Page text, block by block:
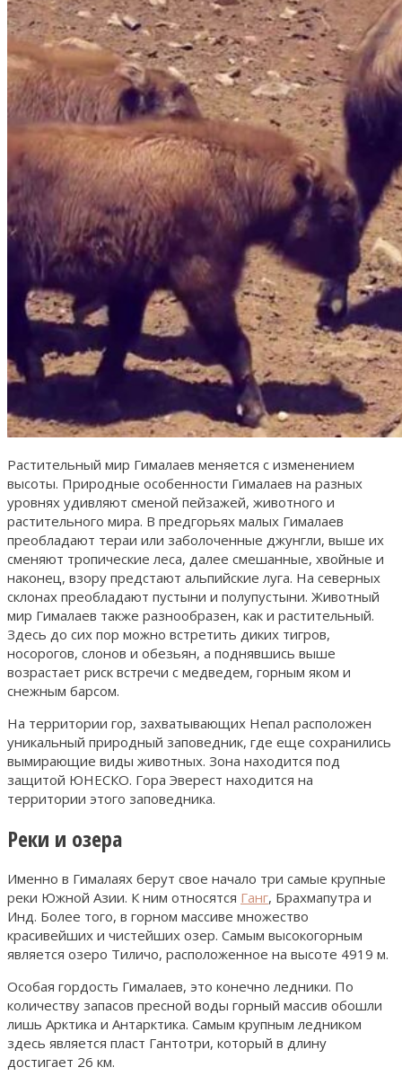
Растительный мир Гималаев меняется с изменением
высоты. Природные особенности Гималаев на разных
уровнях удивляют сменой пейзажей, животного и
растительного мира. В предгорьях малых Гималаев
преобладают тераи или заболоченные джунгли, выше их
сменяют тропические леса, далее смешанные, хвойные и
наконец, взору предстают альпийские луга. На северных
склонах преобладают пустыни и полупустыни. Животный
мир Гималаев также разнообразен, как и растительный.
Здесь до сих пор можно встретить диких тигров,
носорогов, слонов и обезьян, а поднявшись выше
возрастает риск встречи с медведем, горным яком и
снежным барсом.
На территории гор, захватывающих Непал расположен
уникальный природный заповедник, где еще сохранились
вымирающие виды животных. Зона находится под
защитой ЮНЕСКО. Гора Эверест находится на
территории этого заповедника.
Реки и озера
Именно в Гималаях берут свое начало три самые крупные
реки Южной Азии. К ним относятся Ганг, Брахмапутра и
Инд. Более того, в горном массиве множество
красивейших и чистейших озер. Самым высокогорным
является озеро Тиличо, расположенное на высоте 4919 м.
Особая гордость Гималаев, это конечно ледники. По
количеству запасов пресной воды горный массив обошли
лишь Арктика и Антарктика. Самым крупным ледником
здесь является пласт Гантотри, который в длину
достигает 26 км.